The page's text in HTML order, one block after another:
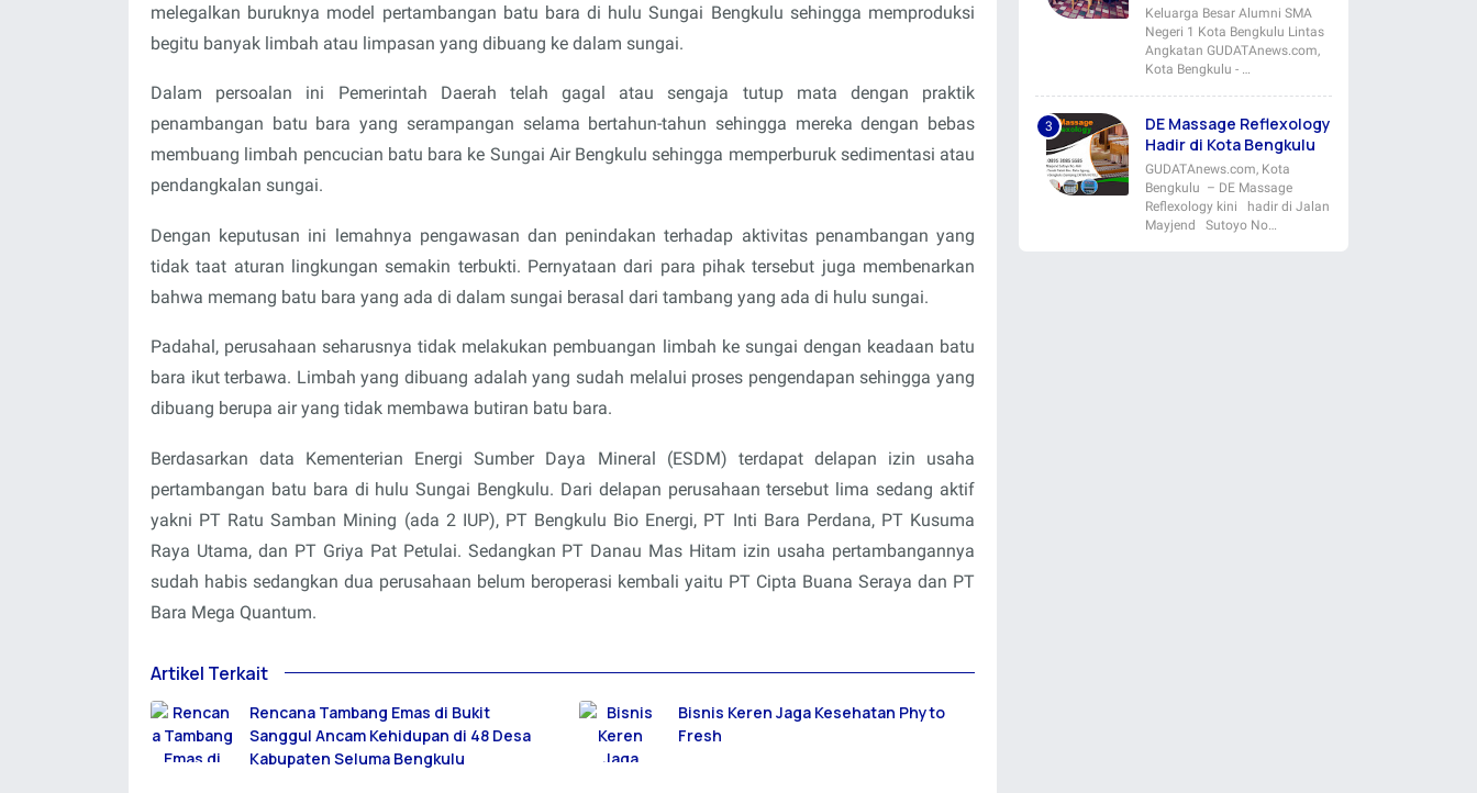
melegalkan buruknya model pertambangan batu bara di hulu Sungai Bengkulu sehingga memproduksi
begitu banyak limbah atau limpasan yang dibuang ke dalam sungai.
Dalam persoalan ini Pemerintah Daerah telah gagal atau sengaja tutup mata dengan praktik
penambangan batu bara yang serampangan selama bertahun-tahun sehingga mereka dengan bebas
membuang limbah pencucian batu bara ke Sungai Air Bengkulu sehingga memperburuk sedimentasi atau
pendangkalan sungai.
Dengan keputusan ini lemahnya pengawasan dan penindakan terhadap aktivitas penambangan yang
tidak taat aturan lingkungan semakin terbukti. Pernyataan dari para pihak tersebut juga membenarkan
bahwa memang batu bara yang ada di dalam sungai berasal dari tambang yang ada di hulu sungai.
Padahal, perusahaan seharusnya tidak melakukan pembuangan limbah ke sungai dengan keadaan batu
bara ikut terbawa. Limbah yang dibuang adalah yang sudah melalui proses pengendapan sehingga yang
dibuang berupa air yang tidak membawa butiran batu bara.
Berdasarkan data Kementerian Energi Sumber Daya Mineral (ESDM) terdapat delapan izin usaha
pertambangan batu bara di hulu Sungai Bengkulu. Dari delapan perusahaan tersebut lima sedang aktif
yakni PT Ratu Samban Mining (ada 2 IUP), PT Bengkulu Bio Energi, PT Inti Bara Perdana, PT Kusuma
Raya Utama, dan PT Griya Pat Petulai. Sedangkan PT Danau Mas Hitam izin usaha pertambangannya
sudah habis sedangkan dua perusahaan belum beroperasi kembali yaitu PT Cipta Buana Seraya dan PT
Bara Mega Quantum.
Artikel Terkait
Rencana Tambang Emas di Bukit
Sanggul Ancam Kehidupan di 48 Desa
Kabupaten Seluma Bengkulu
Bisnis Keren Jaga Kesehatan Phyto
Fresh
Keluarga Besar Alumni SMA
Negeri 1 Kota Bengkulu Lintas
Angkatan GUDATAnews.com,
Kota Bengkulu - …
DE Massage Reflexology
Hadir di Kota Bengkulu
GUDATAnews.com, Kota
Bengkulu – DE Massage
Reflexology kini hadir di Jalan
Mayjend Sutoyo No…